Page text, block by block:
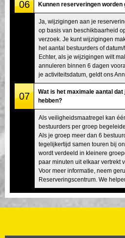
06 Kunnen reserveringen worden
Ja, wijzigingen aan je
op basis van beschikbaarheid
verzoek. Je kunt wijzigingen
het aantal bestuurders of datum/
Echter, als je wijzigingen wilt
annuleren binnen 6 dagen
je activiteitsdatum, geldt ons
07
Wat is het maximale aantal dat
hebben?
Als veiligheidsmaatregel kan
bestuurders per groep
Als je groep meer dan 6
tegelijkertijd samen touren bij
wordt verdeeld in kleinere
paar minuten uit elkaar vertrekt
Voor meer informatie, neem
Reserveringscentrum. We